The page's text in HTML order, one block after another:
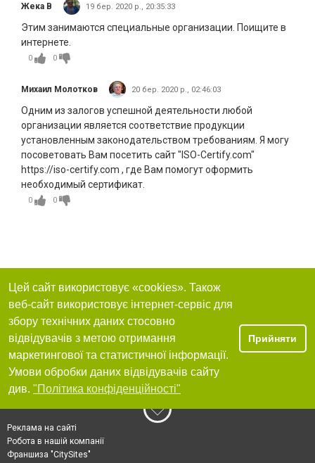
Жека В 19 бер. 2020 р., 20:35:33
Этим занимаются специальные организации. Поищите в
интернете.
0 0
Михаил Молотков 20 бер. 2020 р., 02:46:03
Одним из залогов успешной деятельности любой
организации является соответствие продукции
установленным законодательством требованиям. Я могу
посоветовать Вам посетить сайт "ISO-Certify.com"
https://iso-certify.com , где Вам помогут оформить
необходимый сертификат.
0 0
Цей сайт використовує «cookies». Також
веб-сайт використовує інтернет-сервіс для
збору технічних даних стосовно
відвідувачів з метою отримання
маркетингової та статистичної інформації.
Умови обробки даних відвідувачів сайту
див. "Політика конфіденційності"
Прийняти
Реклама на сайті
Робота в нашій компанії
Франшиза "CitySites"